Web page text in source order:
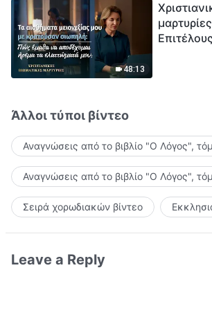
48:13
Άλλοι τύποι βίντεο
Αναγνώσεις από το βιβλίο "Ο Λόγος",
Αναγνώσεις από το βιβλίο "Ο Λόγος",
Σειρά χορωδιακών βίντεο
Leave a Reply